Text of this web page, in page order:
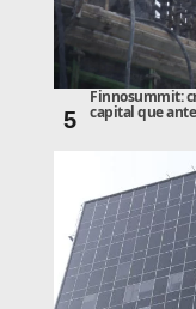
5
Finnosummit:
capital que